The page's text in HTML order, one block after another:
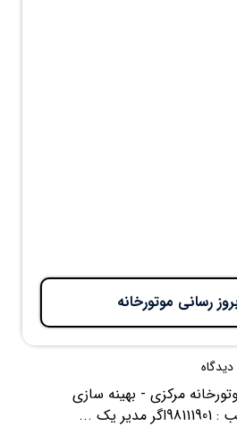
رسانی موتورخانه
مرکزی - بهینه سازی
یک ...